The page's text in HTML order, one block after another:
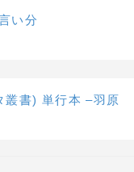
い分
書) 単行本 –羽原